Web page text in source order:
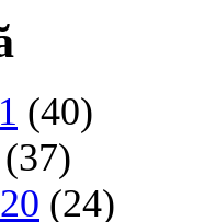
(40)
(37)
(24)